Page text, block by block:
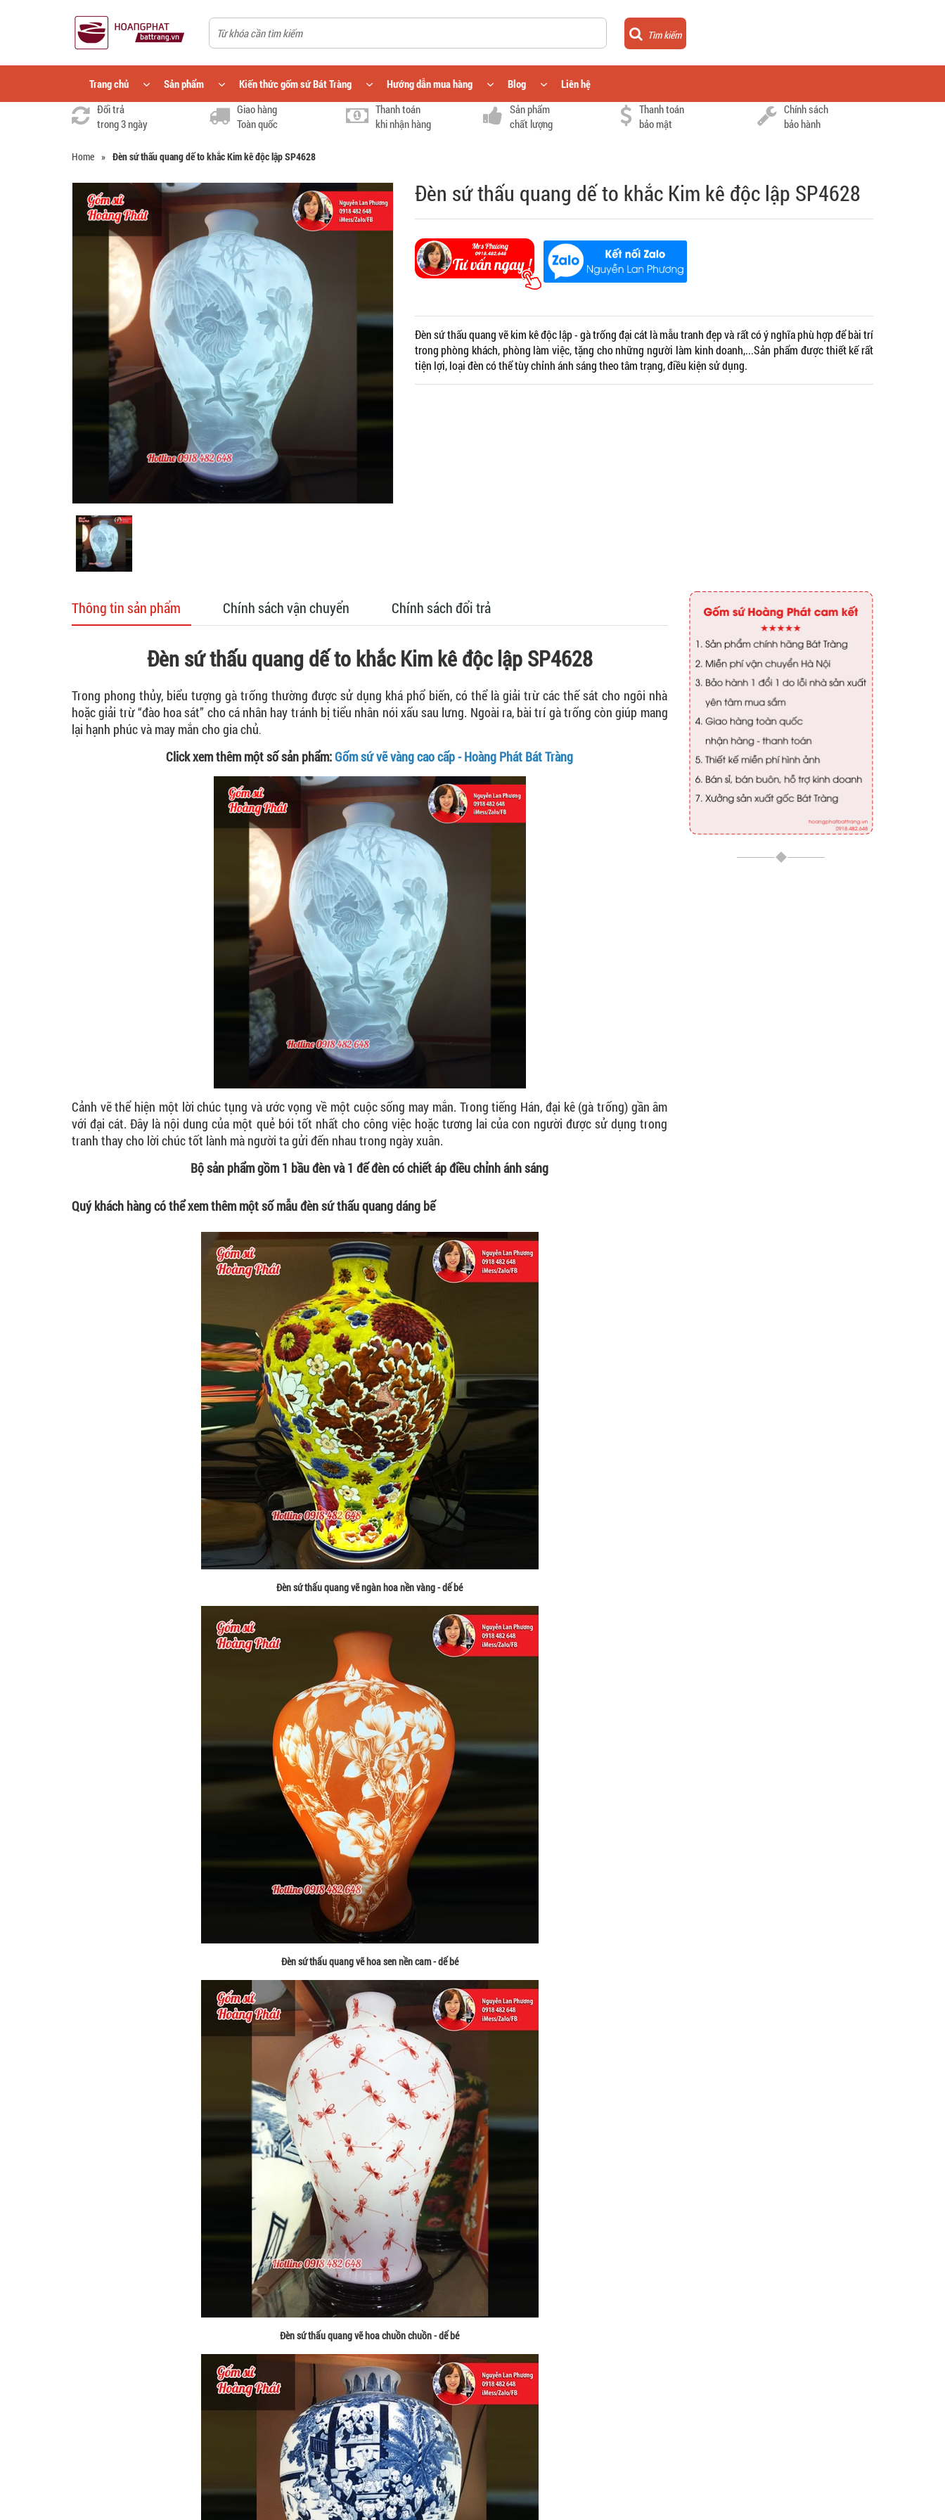
Tìm kiếm
Trang chủ Sản phẩm Kiến thức gốm sứ Bát Tràng Hướng dẫn mua hàng Blog
Liên hệ
Đổi trả
trong 3 ngày
Giao hàng
Toàn quốc
Thanh toán
khi nhận hàng
Sản phẩm
chất lượng
Thanh toán
bảo mật
Chính sách
bảo hành
Home » Đèn sứ thấu quang dế to khắc Kim kê độc lập SP4628
Đèn sứ thấu quang dế to khắc Kim kê độc lập SP4628
Đèn sứ thấu quang vẽ kim kê độc lập - gà trống đại cát là mẫu tranh đẹp và rất có ý nghĩa phù hợp để bài trí
trong phòng khách, phòng làm việc, tặng cho những người làm kinh doanh,...Sản phẩm được thiết kế rất
tiện lợi, loại đèn có thể tùy chỉnh ánh sáng theo tâm trạng, điều kiện sử dụng.
Thông tin sản phẩm Chính sách vận chuyển Chính sách đổi trả
Đèn sứ thấu quang dế to khắc Kim kê độc lập SP4628
Trong phong thủy, biểu tượng gà trống thường được sử dụng khá phổ biến, có thể là giải trừ các thế sát cho ngôi nhà
hoặc giải trừ “đào hoa sát” cho cá nhân hay tránh bị tiểu nhân nói xấu sau lưng. Ngoài ra, bài trí gà trống còn giúp mang
lại hạnh phúc và may mắn cho gia chủ.
Click xem thêm một số sản phẩm:Gốm sứ vẽ vàng cao cấp - Hoàng Phát Bát Tràng
Cảnh vẽ thể hiện một lời chúc tụng và ước vọng về một cuộc sống may mắn. Trong tiếng Hán, đại kê (gà trống) gần âm
với đại cát. Đây là nội dung của một quẻ bói tốt nhất cho công việc hoặc tương lai của con người được sử dụng trong
tranh thay cho lời chúc tốt lành mà người ta gửi đến nhau trong ngày xuân.
Bộ sản phẩm gồm 1 bầu đèn và 1 đế đèn có chiết áp điều chỉnh ánh sáng
Quý khách hàng có thể xem thêm một số mẫu đèn sứ thấu quang dáng bế
Đèn sứ thấu quang vẽ ngàn hoa nền vàng - dế bé
Đèn sứ thấu quang vẽ hoa sen nền cam - dế bé
Đèn sứ thấu quang vẽ hoa chuồn chuồn - dế bé